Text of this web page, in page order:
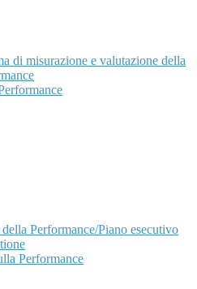
di misurazione e valutazione della
Performance/Piano esecutivo
Performance